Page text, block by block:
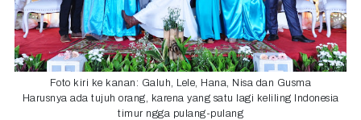
Foto kiri ke kanan: Galuh, Lele, Hana, Nisa dan Gusma
Harusnya ada tujuh orang, karena yang satu lagi keliling Indonesia
timur ngga pulang-pulang